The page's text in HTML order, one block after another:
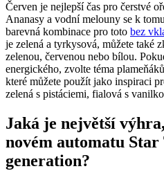
Červen je nejlepší čas pro čerstvé
Ananasy a vodní melouny se k
barevná kombinace pro toto bez
je zelená a tyrkysová, můžete také
zelenou, červenou nebo bílou.
energického, zvolte téma
které můžete použít jako inspiraci
zelená s pistáciemi, fialová s
Jaká je největší
novém automatu
generation?